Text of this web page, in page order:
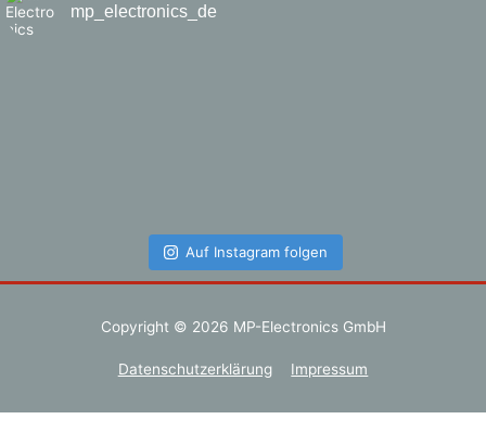
mp_electronics_de
Auf Instagram folgen
Copyright © 2026 MP-Electronics GmbH
Datenschutzerklärung Impressum